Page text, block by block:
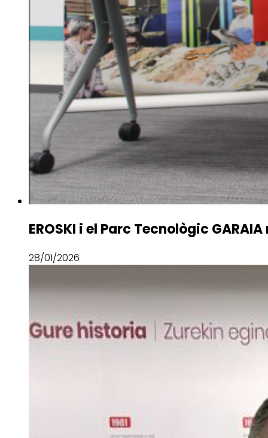
EROSKI i el Parc Tecnològic
28/01/2026